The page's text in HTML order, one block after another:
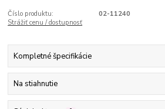
Číslo produktu:
02-11240
Strážiť cenu / dostupnosť
Kompletné špecifikácie
Na stiahnutie